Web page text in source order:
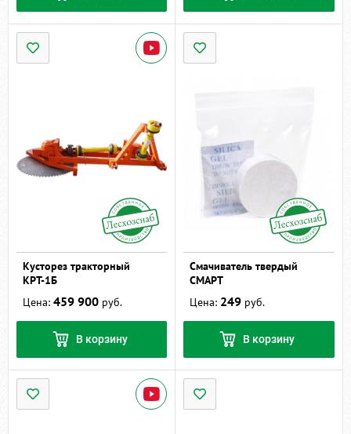
Кусторез тракторный
КРТ-1Б
Цена: 459 900 руб.
В корзину
Смачиватель твердый
СМАРТ
Цена: 249 руб.
В корзину